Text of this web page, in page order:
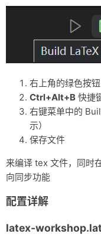
        },
"name":
            "args": [
"-
"-
"-
"-
            ]
        },
"name":
    ],
右上角的绿色按钮
Ctrl+Alt+B 快捷
右键菜单中的
示）
保存文件
来编译 tex 文件，同时
向同步功能
配置详解
latex-